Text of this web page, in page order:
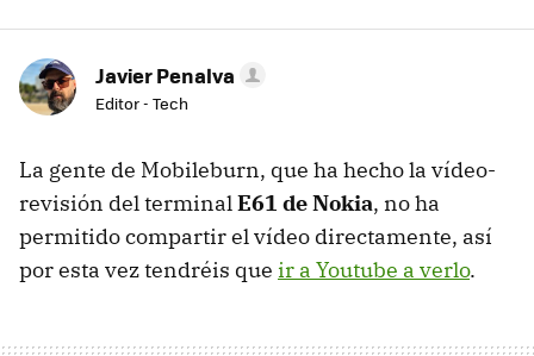
Javier Penalva
Editor - Tech
La gente de Mobileburn, que ha hecho la vídeo-
revisión del terminalE61 de Nokia, no ha
permitido compartir el vídeo directamente, así
por esta vez tendréis que ir a Youtube a verlo.